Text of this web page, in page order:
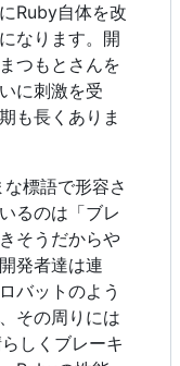
Ruby自体を改
なります。開
つもとさんを
に刺激を受
も長くありま
標語で形容さ
るのは「ブレ
そうだからや
発者達は連
バットのよう
その周りには
しくブレーキ